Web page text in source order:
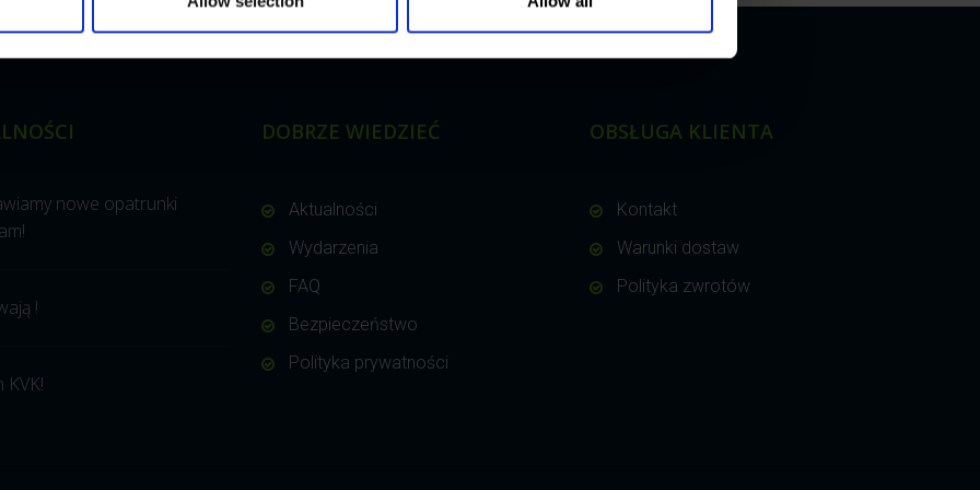
nowe opatrunki
!
KVK!
DOBRZE WIEDZIEĆ
Aktualności
Wydarzenia
FAQ
Bezpieczeństwo
Polityka prywatności
OBSŁUGA KLIENTA
Kontakt
Warunki dostaw
Polityka zwrotów